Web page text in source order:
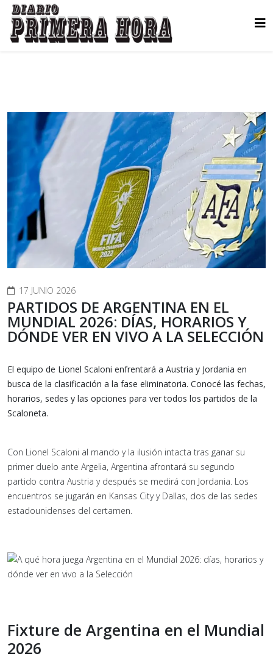
17 JUNIO 2026
PARTIDOS DE ARGENTINA EN EL
MUNDIAL 2026: DÍAS, HORARIOS Y
DÓNDE VER EN VIVO A LA SELECCIÓN
El equipo de Lionel Scaloni enfrentará a Austria y Jordania en
busca de la clasificación a la fase eliminatoria. Conocé las fechas,
horarios, sedes y las opciones para ver todos los partidos de la
Scaloneta.
Con Lionel Scaloni al mando y la ilusión intacta tras ganar su
primer duelo ante Argelia, Argentina afrontará su segundo
partido contra Austria y después se medirá con Jordania. Los
encuentros se jugarán en Kansas City y Dallas, dos de las sedes
estadounidenses del certamen.
Fixture de Argentina en el Mundial
2026